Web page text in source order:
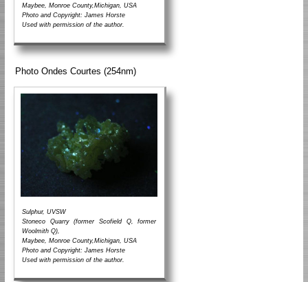
Maybee, Monroe County,Michigan, USA
Photo and Copyright: James Horste
Used with permission of the author.
Photo Ondes Courtes (254nm)
Sulphur, UVSW
Stoneco Quarry (former Scofield Q, former
Woolmith Q),
Maybee, Monroe County,Michigan, USA
Photo and Copyright: James Horste
Used with permission of the author.